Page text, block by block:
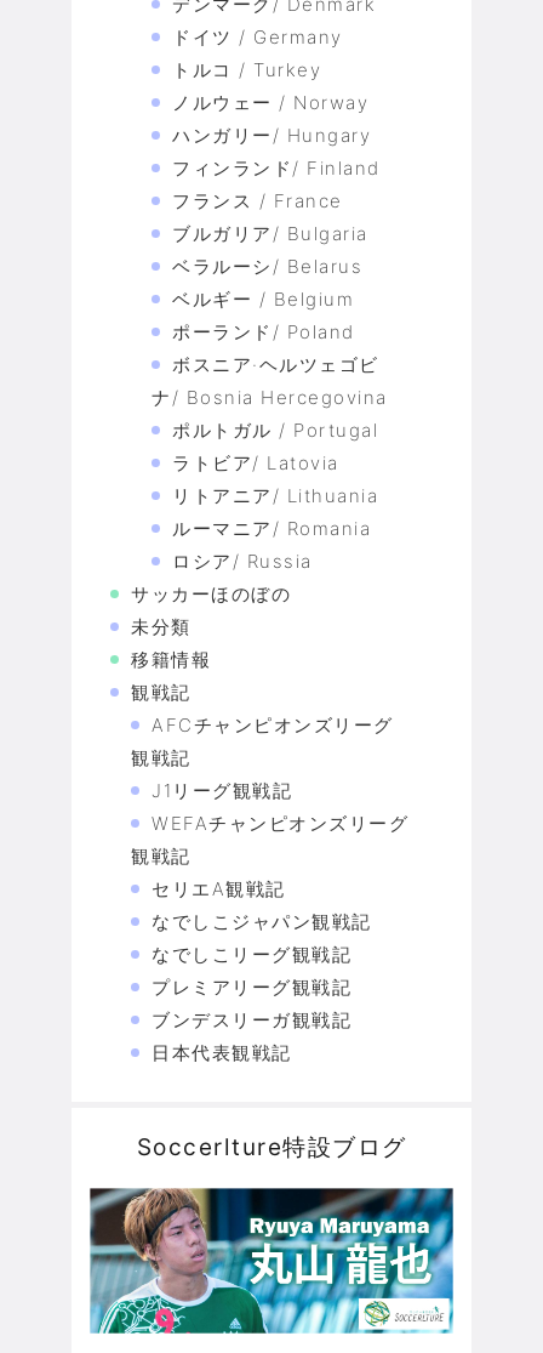
ドイツ / Germany
トルコ / Turkey
ノルウェー / Norway
ハンガリー/ Hungary
フィンランド/ Finland
フランス / France
ブルガリア/ Bulgaria
ベラルーシ/ Belarus
ベルギー / Belgium
ポーランド/ Poland
ボスニア·ヘルツェゴビ
ナ/ Bosnia Hercegovina
ポルトガル / Portugal
ラトビア/ Latovia
リトアニア/ Lithuania
ルーマニア/ Romania
ロシア/ Russia
サッカーほのぼの
未分類
移籍情報
観戦記
AFCチャンピオンズリーグ
観戦記
J1リーグ観戦記
WEFAチャンピオンズリーグ
観戦記
セリエA観戦記
なでしこジャパン観戦記
なでしこリーグ観戦記
プレミアリーグ観戦記
ブンデスリーガ観戦記
日本代表観戦記
Soccerlture特設ブログ